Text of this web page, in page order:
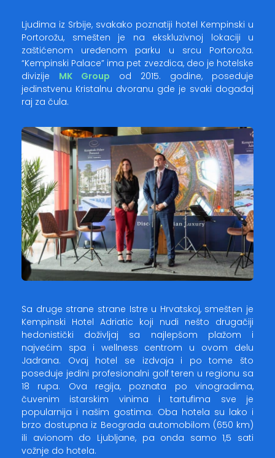
Ljudima iz Srbije, svakako poznatiji hotel Kempinski u
Portorožu, smešten je na ekskluzivnoj lokaciji u
zaštićenom uređenom parku u srcu Portoroža.
“Kempinski Palace” ima pet zvezdica, deo je hotelske
divizije MK Group od 2015. godine, poseduje
jedinstvenu Kristalnu dvoranu gde je svaki događaj
raj za čula.
Sa druge strane strane Istre u Hrvatskoj, smešten je
Kempinski Hotel Adriatic koji nudi nešto drugačiji
hedonistički doživljaj sa najlepšom plažom i
najvećim spa i wellness centrom u ovom delu
Jadrana. Ovaj hotel se izdvaja i po tome što
poseduje jedini profesionalni golf teren u regionu sa
18 rupa. Ova regija, poznata po vinogradima,
čuvenim istarskim vinima i tartufima sve je
popularnija i našim gostima. Oba hotela su lako i
brzo dostupna iz Beograda automobilom (650 km)
ili avionom do Ljubljane, pa onda samo 1,5 sati
vožnje do hotela.